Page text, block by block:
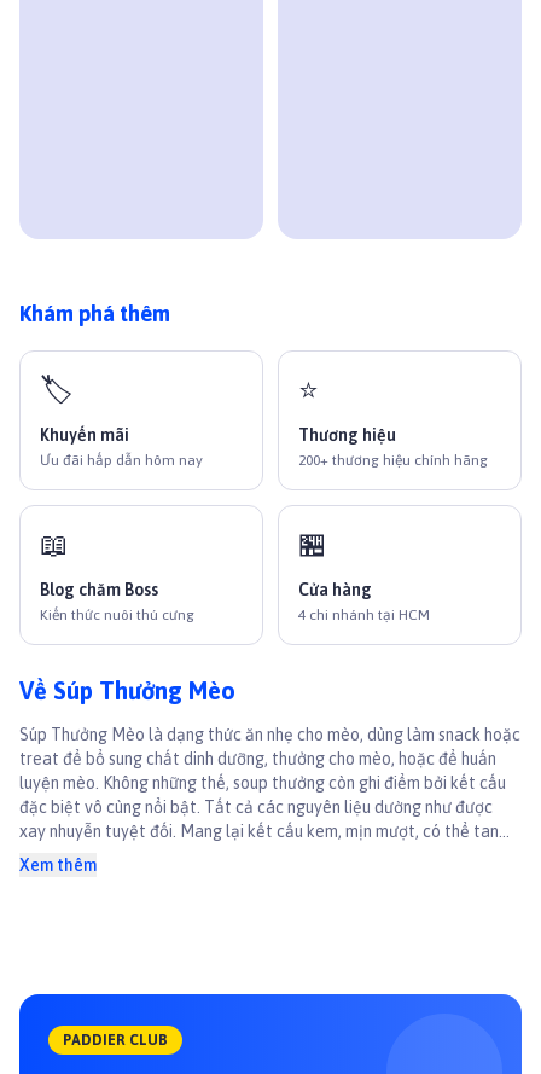
Khám phá thêm
🏷️
Khuyến mãi
Ưu đãi hấp dẫn hôm nay
⭐
Thương hiệu
200+ thương hiệu chính hãng
📖
Blog chăm Boss
Kiến thức nuôi thú cưng
🏪
Cửa hàng
4 chi nhánh tại HCM
Về Súp Thưởng Mèo
Súp Thưởng Mèo là dạng thức ăn nhẹ cho mèo, dùng làm snack hoặc
treat để bổ sung chất dinh dưỡng, thưởng cho mèo, hoặc để huấn
luyện mèo. Không những thế, soup thưởng còn ghi điểm bởi kết cấu
đặc biệt vô cùng nổi bật. Tất cả các nguyên liệu dường như được
xay nhuyễn tuyệt đối. Mang lại kết cấu kem, mịn mượt, có thể tan
ngay khi mèo vừa ăn. Nguồn dinh dưỡng trong thức ăn được đảm
Xem thêm
PADDIER CLUB